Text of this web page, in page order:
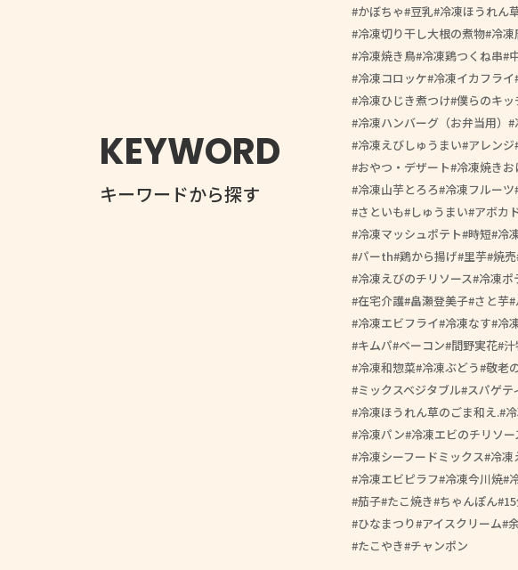
KEYWORD
キーワードから探す
かぼちゃ 豆乳 冷凍ほうれん
冷凍切り干し大根の煮物 冷凍
冷凍焼き鳥 冷凍鶏つくね串
冷凍コロッケ 冷凍イカフライ
冷凍ひじき煮つけ 僕らのキッ
冷凍ハンバーグ（お弁当用）
冷凍えびしゅうまい アレンジ
おやつ・デザート 冷凍焼きお
冷凍山芋とろろ 冷凍フルーツ
さといも しゅうまい アボカ
冷凍マッシュポテト 時短 冷
パーth 鶏から揚げ 里芋 焼売
冷凍えびのチリソース 冷凍ポ
在宅介護 畠瀬登美子 さと芋
冷凍エビフライ 冷凍なす 冷
キムパ ベーコン 間野実花
冷凍和惣菜 冷凍ぶどう 敬老
ミックスベジタブル スパゲテ
冷凍ほうれん草のごま和え.
冷凍パン 冷凍エビのチリソー
冷凍シーフードミックス 冷凍
冷凍エビピラフ 冷凍今川焼
茄子 たこ焼き ちゃんぽん
ひなまつり アイスクリーム
たこやき チャンポン